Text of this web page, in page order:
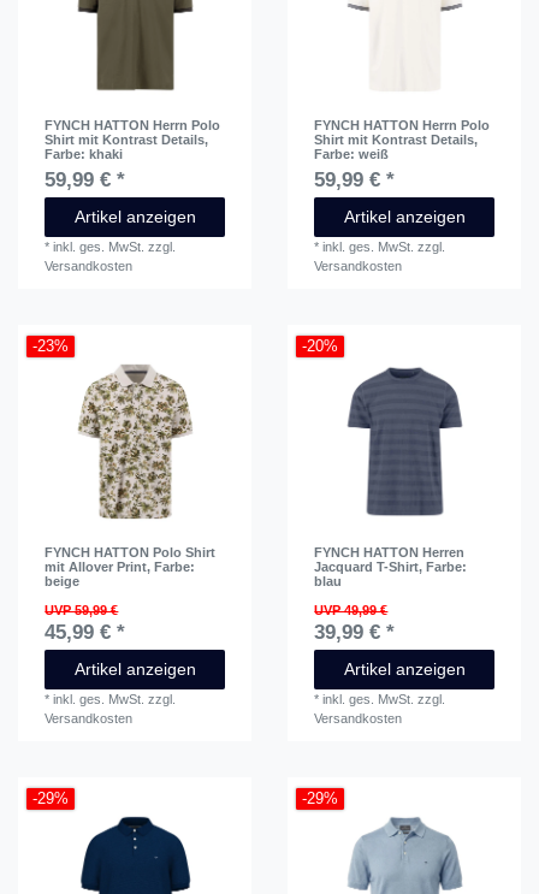
FYNCH HATTON Herrn Polo
Shirt mit Kontrast Details,
Farbe: khaki
59,99 € *
Artikel anzeigen
*inkl. ges. MwSt. zzgl.
Versandkosten
FYNCH HATTON Herrn Polo
Shirt mit Kontrast Details,
Farbe: weiß
59,99 € *
Artikel anzeigen
*inkl. ges. MwSt. zzgl.
Versandkosten
-23%
FYNCH HATTON Polo Shirt
mit Allover Print, Farbe:
beige
UVP 59,99 €
45,99 € *
Artikel anzeigen
*inkl. ges. MwSt. zzgl.
Versandkosten
-20%
FYNCH HATTON Herren
Jacquard T-Shirt, Farbe:
blau
UVP 49,99 €
39,99 € *
Artikel anzeigen
*inkl. ges. MwSt. zzgl.
Versandkosten
-29% -29%